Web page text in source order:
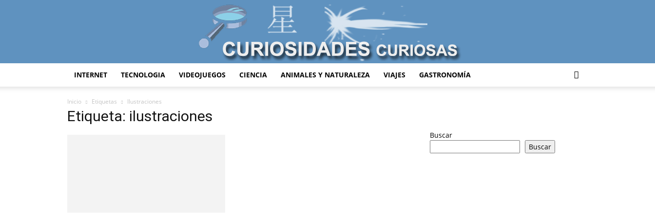
INTERNET TECNOLOGIA VIDEOJUEGOS CIENCIA ANIMALES Y NATURALEZA VIAJES GASTRONOMÍA
Inicio Etiquetas Ilustraciones
Etiqueta: ilustraciones
Buscar
Buscar